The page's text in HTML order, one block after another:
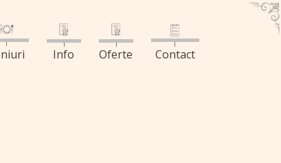
Info Oferte Contact